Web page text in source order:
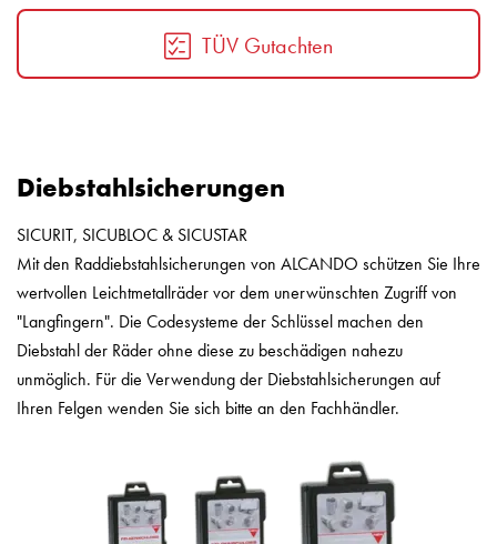
TÜV Gutachten
Diebstahlsicherungen
SICURIT, SICUBLOC & SICUSTAR
Mit den Raddiebstahlsicherungen von ALCANDO schützen Sie Ihre
wertvollen Leichtmetallräder vor dem unerwünschten Zugriff von
"Langfingern". Die Codesysteme der Schlüssel machen den
Diebstahl der Räder ohne diese zu beschädigen nahezu
unmöglich. Für die Verwendung der Diebstahlsicherungen auf
Ihren Felgen wenden Sie sich bitte an den Fachhändler.